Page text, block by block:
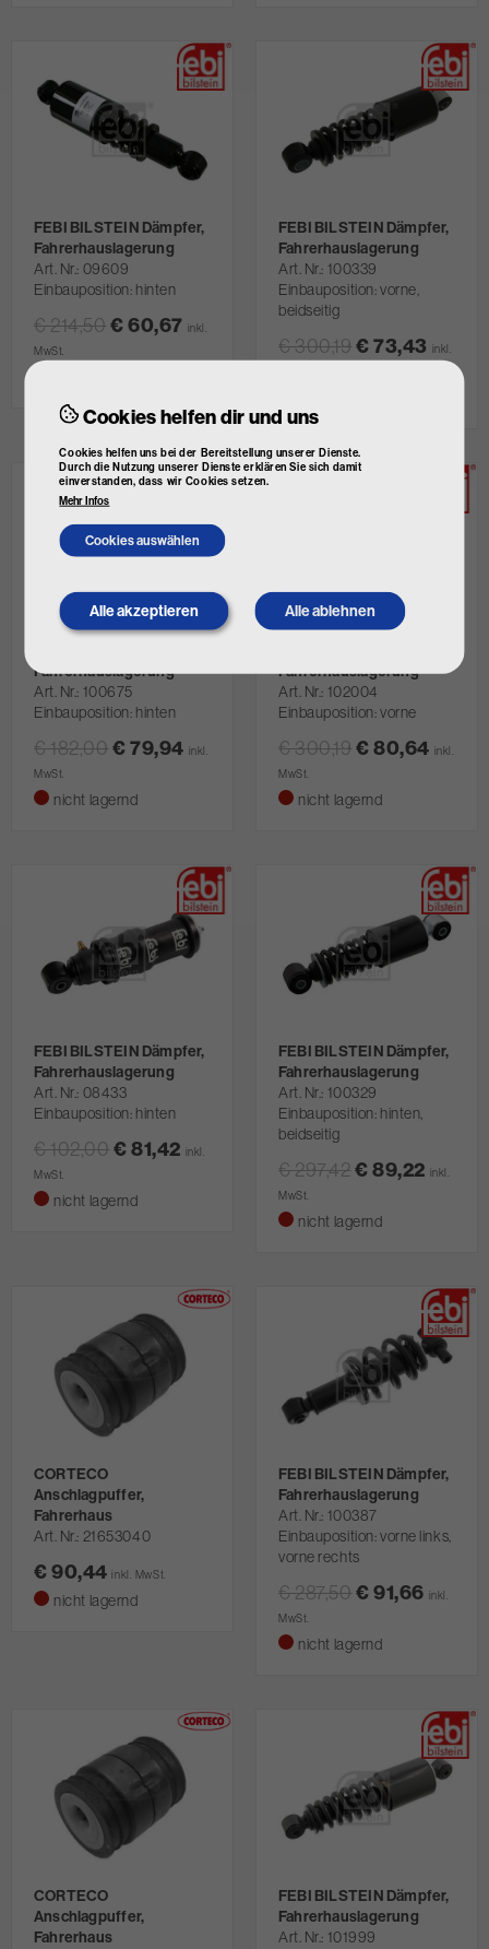
FEBI BILSTEIN Dämpfer,
Fahrerhauslagerung
Art. Nr. 09609
Einbauposition: hinten
€ 214,50€ 60,67 inkl.
MwSt.
FEBI BILSTEIN Dämpfer,
Fahrerhauslagerung
Art. Nr. 100339
Einbauposition: vorne,
beidseitig
€ 300,19€ 73,43 inkl.
Fahrerhauslagerung
Art. Nr. 100675
Einbauposition: hinten
€ 182,00€ 79,94 inkl.
MwSt.
nicht lagernd
Fahrerhauslagerung
Art. Nr. 102004
Einbauposition: vorne
€ 300,19€ 80,64 inkl.
MwSt.
nicht lagernd
FEBI BILSTEIN Dämpfer,
Fahrerhauslagerung
Art. Nr. 08433
Einbauposition: hinten
€ 102,00€ 81,42 inkl.
MwSt.
nicht lagernd
FEBI BILSTEIN Dämpfer,
Fahrerhauslagerung
Art. Nr. 100329
Einbauposition: hinten,
beidseitig
€ 297,42€ 89,22 inkl.
MwSt.
nicht lagernd
CORTECO
Anschlagpuffer,
Fahrerhaus
Art. Nr. 21653040
€ 90,44inkl. MwSt.
nicht lagernd
FEBI BILSTEIN Dämpfer,
Fahrerhauslagerung
Art. Nr. 100387
Einbauposition: vorne links,
vorne rechts
€ 287,50€ 91,66 inkl.
MwSt.
nicht lagernd
CORTECO
Anschlagpuffer,
Fahrerhaus
FEBI BILSTEIN Dämpfer,
Fahrerhauslagerung
Art. Nr. 101999
Cookies helfen dir und uns
Cookies helfen uns bei der Bereitstellung unserer Dienste.
Durch die Nutzung unserer Dienste erklären Sie sich damit
einverstanden, dass wir Cookies setzen.
Mehr Infos
Cookies auswählen
Alle akzeptieren
Withdraw
consent
Alle ablehnen